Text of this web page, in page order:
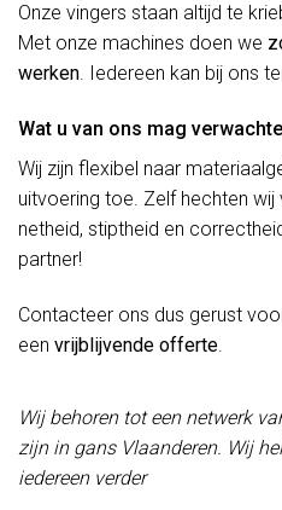
Onze vingers staan altijd te
Met onze machines doen we
werken. Iedereen kan bij ons
Wat u van ons mag
Wij zijn flexibel naar
uitvoering toe. Zelf hechten wij
netheid, stiptheid en
partner!
Contacteer ons dus gerust
een vrijblijvende offerte.
Wij behoren tot een netwerk
zijn in gans Vlaanderen. Wij
iedereen verder